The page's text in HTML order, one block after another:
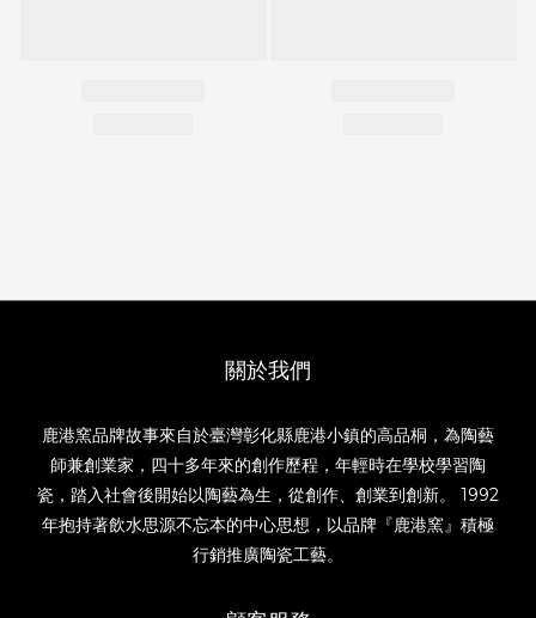
關於我們
鹿港窯品牌故事來自於臺灣彰化縣鹿港小鎮的高品桐，為陶藝
師兼創業家，四十多年來的創作歷程，年輕時在學校學習陶
瓷，踏入社會後開始以陶藝為生，從創作、創業到創新。 1992
年抱持著飲水思源不忘本的中心思想，以品牌『鹿港窯』積極
行銷推廣陶瓷工藝。